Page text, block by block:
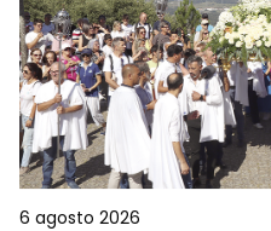
6 agosto 2026